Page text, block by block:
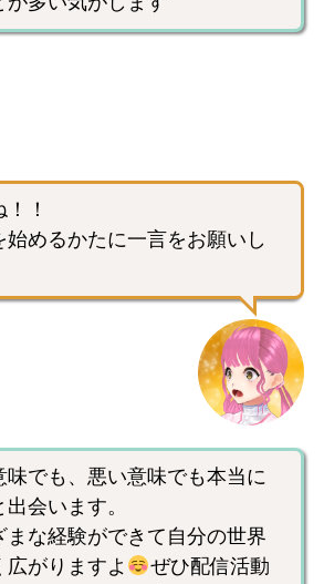
！
始めるかたに一言をお願いし
味でも、悪い意味でも本当に
会います。
まな経験ができて自分の世界
がりますよ
ぜひ配信活動